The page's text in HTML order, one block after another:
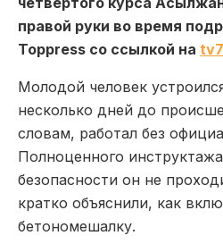
правой руки во время
Toppress со ссылкой на
Молодой человек
несколько дней до
словам, работал без
Полноценного
безопасности он не
кратко объяснили, как
бетономешалку.